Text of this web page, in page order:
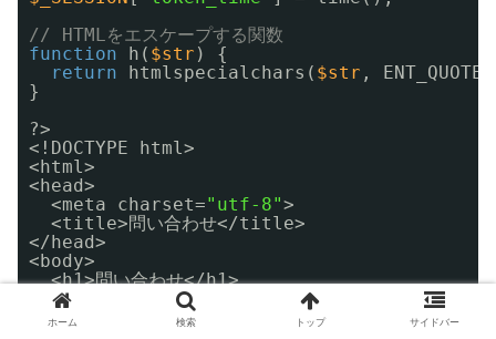
// HTMLをエスケープする関数
function
h( $str ) {
return
htmlspecialchars( $str ,
}
?>
<!DOCTYPE html>
<html>
<head>
<meta charset="utf-8">
<title>問い合わせ</title>
</head>
<body>
<h1>問い合わせ</h1>
<form action=
"send.php" method= "post"
<label
for="name"
>名前:</label><br>
ホーム 検索 トップ サイドバー